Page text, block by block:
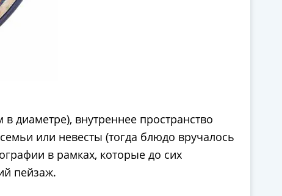
диаметре), внутреннее пространство
или невесты (тогда блюдо вручалось
в рамках, которые до сих
пейзаж.